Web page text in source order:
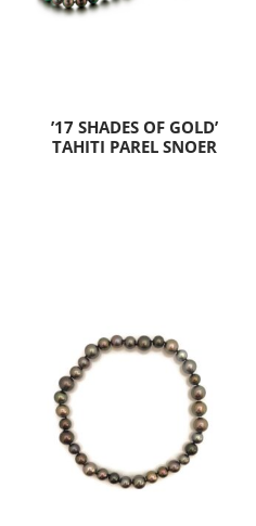
’17 SHADES OF GOLD’
TAHITI PAREL SNOER